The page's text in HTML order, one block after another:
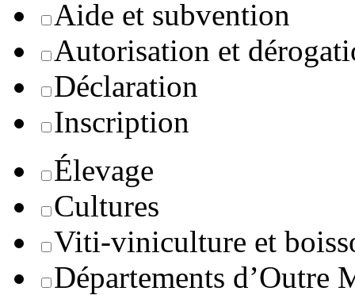
Aide et subvention
Autorisation et
Déclaration
Inscription
Élevage
Cultures
Viti-viniculture et
Départements d’Outre